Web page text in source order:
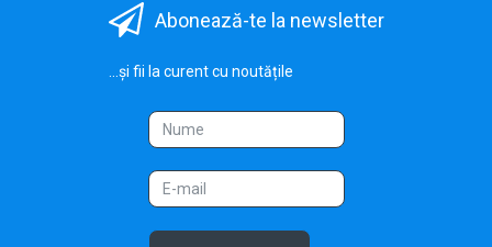
Abonează-te la newsletter
...și fii la curent cu noutățile